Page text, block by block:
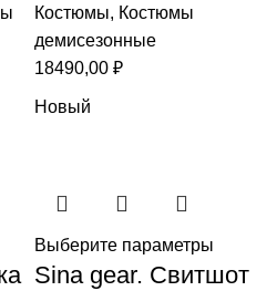
Костюмы, Костюмы
демисезонные
18490,00 ₽
Новый
Выберите параметры
Sina gear. Свитшот